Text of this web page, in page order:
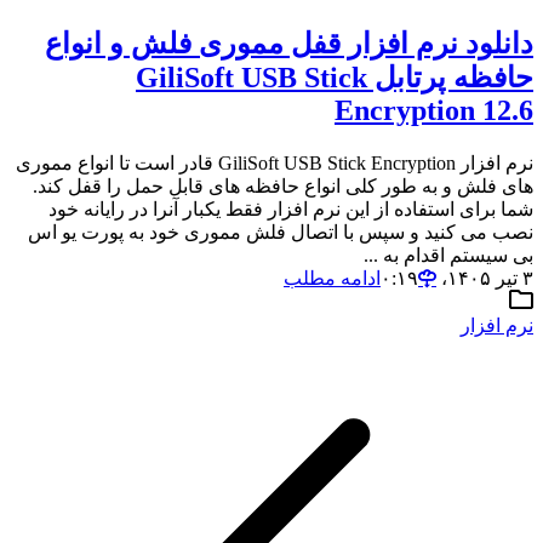
دانلود نرم افزار قفل مموری فلش و انواع
حافظه پرتابل GiliSoft USB Stick
Encryption 12.6
نرم افزار GiliSoft USB Stick Encryption قادر است تا انواع مموری
های فلش و به طور کلی انواع حافظه های قابل حمل را قفل کند.
شما برای استفاده از این نرم افزار فقط یکبار آنرا در رایانه خود
نصب می کنید و سپس با اتصال فلش مموری خود به پورت یو اس
بی سیستم اقدام به ...
۳ تیر ۱۴۰۵،‏ ۰:۱۹
ادامه مطلب
نرم افزار